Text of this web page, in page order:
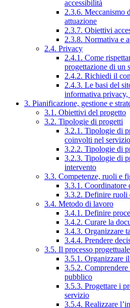
accessibilità
2.3.6. Meccanismo
attuazione
2.3.7. Obiettivi
2.3.8. Normativa e
2.4. Privacy
2.4.1. Come
progettazione di un
2.4.2. Richiedi il
2.4.3. Le basi del
informativa
3. Pianificazione, gestione e
3.1. Obiettivi del progetto
3.2. Tipologie di progetti
3.2.1. Tipologie di
coinvolti nel servizio
3.2.2. Tipologie di
3.2.3. Tipologie di
intervento
3.3. Competenze, ruoli e
3.3.1. Coordinatore
3.3.2. Definire ruoli
3.4. Metodo di lavoro
3.4.1. Definire
3.4.2. Curare la
3.4.3. Organizzare
3.4.4. Prendere
3.5. Il processo progettuale
3.5.1. Organizzare
3.5.2.
pubblico
3.5.3. Progettare i
servizio
3.5.4. Realizzare